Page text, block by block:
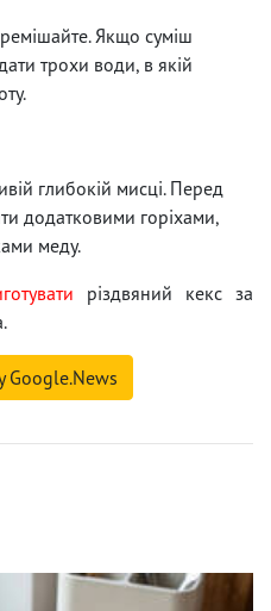
Якщо суміш
трохи води, в якій
глибокій мисці. Перед
додатковими горіхами,
меду.
різдвяний кекс за
Google.News